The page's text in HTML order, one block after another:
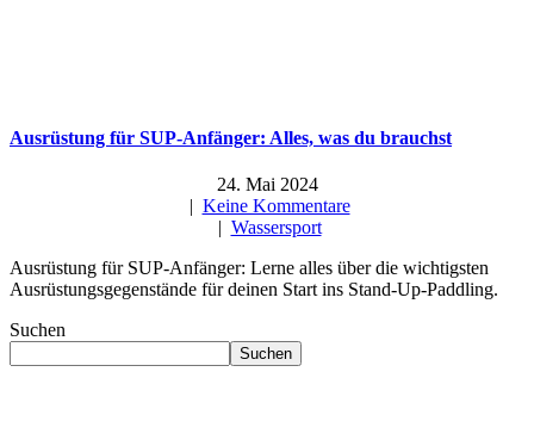
Ausrüstung für SUP-Anfänger: Alles, was du brauchst
24. Mai 2024
| Keine Kommentare
| Wassersport
Ausrüstung für SUP-Anfänger: Lerne alles über die wichtigsten
Ausrüstungsgegenstände für deinen Start ins Stand-Up-Paddling.
Suchen
Suchen